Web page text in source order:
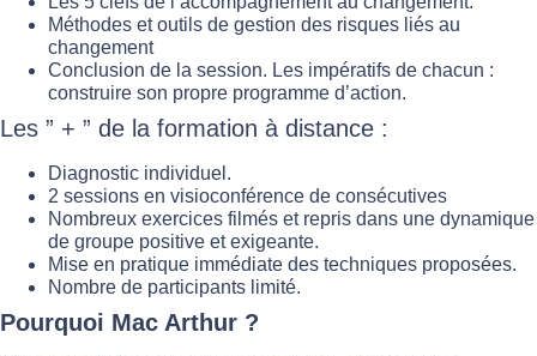
Méthodes et outils de gestion des risques liés au
changement
Conclusion de la session. Les impératifs de chacun :
construire son propre programme d’action.
Les ” + ” de la formation à distance :
Diagnostic individuel.
2 sessions en visioconférence de consécutives
Nombreux exercices filmés et repris dans une dynamique
de groupe positive et exigeante.
Mise en pratique immédiate des techniques proposées.
Nombre de participants limité.
Pourquoi Mac Arthur ?